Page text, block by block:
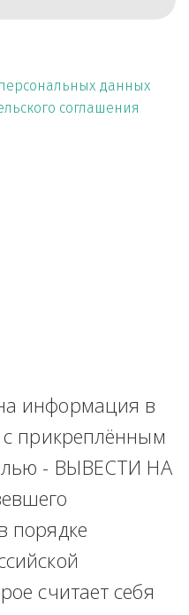
персональных данных
соглашения
информация в
с прикреплённым
- ВЫВЕСТИ НА
порядке
считает себя